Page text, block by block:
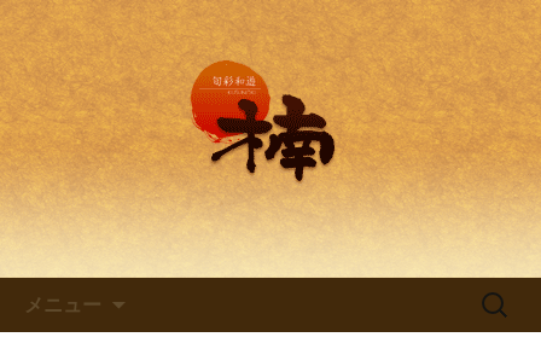
兵庫・西明石の創作和食料理
「旬彩和遊 楠～くすのき～」
兵庫・西明石の創作和食料理 旬彩和
遊 楠。
メニュー
検